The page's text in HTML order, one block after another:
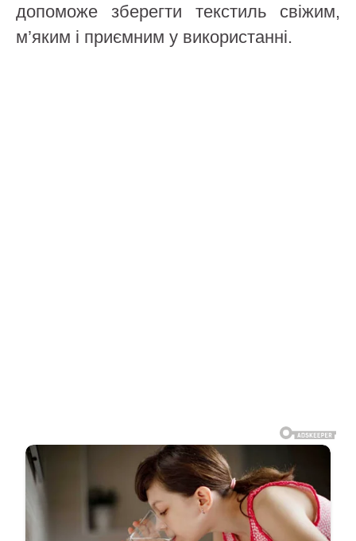
допоможе зберегти текстиль свіжим,
м’яким і приємним у використанні.